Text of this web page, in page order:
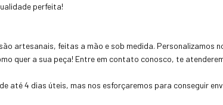
perfeita!
artesanais, feitas a mão e sob medida.
quer a sua peça! Entre em contato conosco, te
até 4 dias úteis, mas nos esforçaremos para conseguir